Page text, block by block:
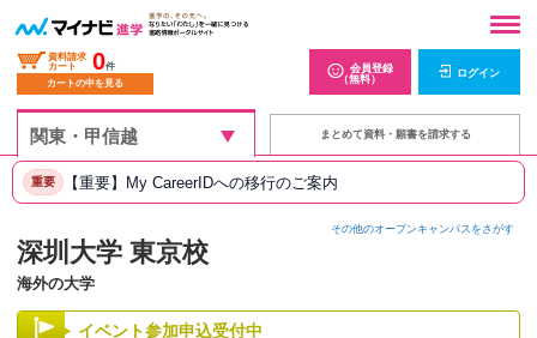
資料請求
カート
0件
カートの中を見る
会員登録
（無料）
ログイン
まとめて資料・願書を請求する
重要 【重要】My CareerIDへの移行のご案内
その他のオープンキャンパスをさがす
深圳大学 東京校
海外の大学
イベント参加申込受付中